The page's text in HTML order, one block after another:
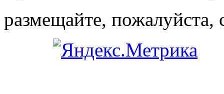
размещайте, пожалуйста,